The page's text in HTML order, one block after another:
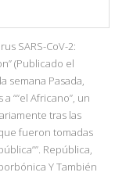
SARS-CoV-2:
(Publicado el
semana Pasada,
““el Africano”, un
tras las
fueron tomadas
República,
Y También